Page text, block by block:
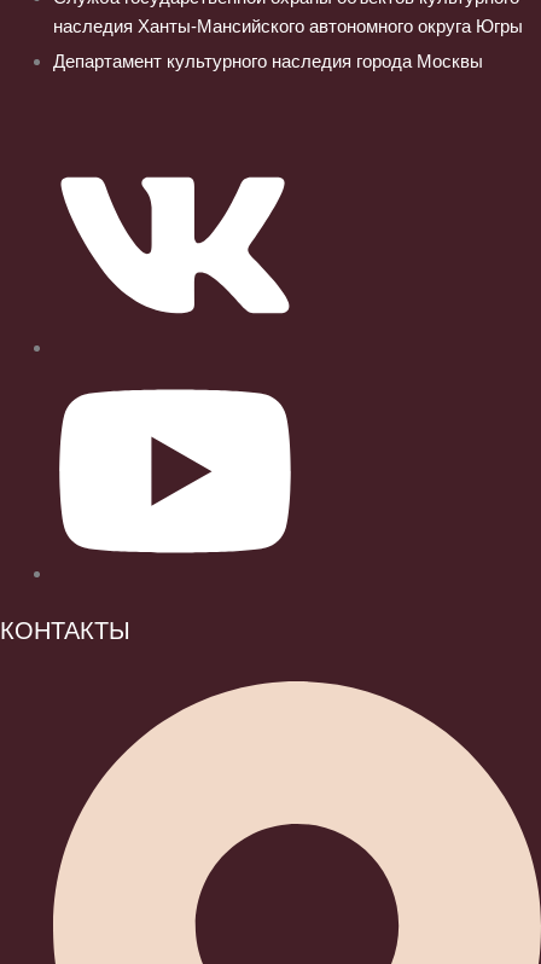
наследия Ханты-Мансийского автономного округа Югры
Департамент культурного наследия города Москвы
КОНТАКТЫ